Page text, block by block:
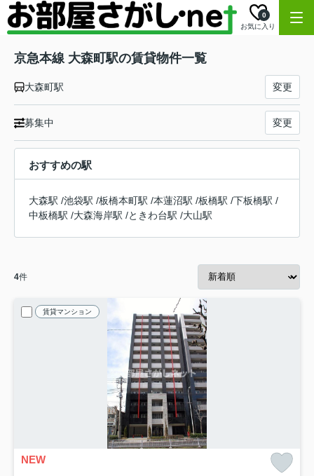
お気に入り
0
京急本線 大森町駅の賃貸物件一覧
大森町駅 変更
募集中 変更
おすすめの駅
大森駅 /池袋駅 /板橋本町駅 /本蓮沼駅 /板橋駅 /下板橋駅 /
中板橋駅 /大森海岸駅 /ときわ台駅 /大山駅
4件
賃貸マンション
NEW